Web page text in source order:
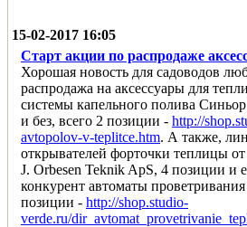
15-02-2017 16:05
Старт акции по распродаже
Хорошая новость для садоводов
распродажа на аксессуары для
системы капельного полива
и без, всего 2 позиции - http://
avtopolov-v-teplitce.htm. А также,
открывателей форточки теплицы от
J. Orbesen Teknik ApS, 4 позиции и
конкурент автоматы
позиции - http://shop.studio-
verde.ru/